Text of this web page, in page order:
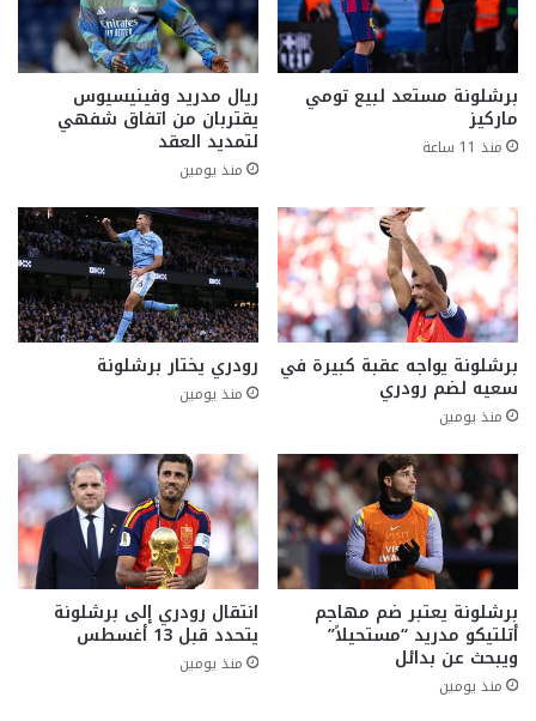
برشلونة مستعد لبيع تومي
ماركيز
منذ 11 ساعة
ريال مدريد وفينيسيوس
يقتربان من اتفاق شفهي
لتمديد العقد
منذ يومين
برشلونة يواجه عقبة كبيرة في
سعيه لضم رودري
منذ يومين
رودري يختار برشلونة
منذ يومين
برشلونة يعتبر ضم مهاجم
أتلتيكو مدريد “مستحيلاً”
ويبحث عن بدائل
منذ يومين
انتقال رودري إلى برشلونة
يتحدد قبل 13 أغسطس
منذ يومين